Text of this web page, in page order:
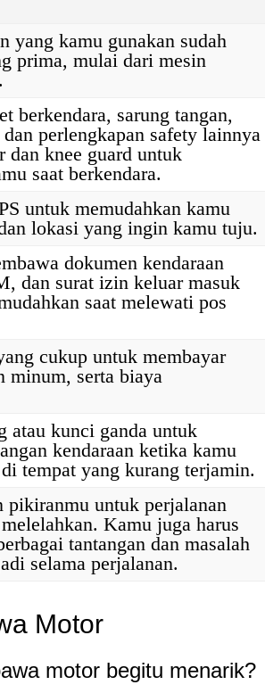
yang kamu gunakan sudah
prima, mulai dari mesin
berkendara, sarung tangan,
perlengkapan safety lainnya
dan knee guard untuk
saat berkendara.
untuk memudahkan kamu
lokasi yang ingin kamu tuju.
dokumen kendaraan
dan surat izin keluar masuk
saat melewati pos
cukup untuk membayar
minum, serta biaya
atau kunci ganda untuk
kendaraan ketika kamu
tempat yang kurang terjamin.
pikiranmu untuk perjalanan
Kamu juga harus
tantangan dan masalah
selama perjalanan.
Motor
motor begitu menarik?